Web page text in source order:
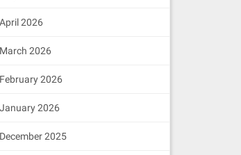
April 2026
March 2026
February 2026
January 2026
December 2025